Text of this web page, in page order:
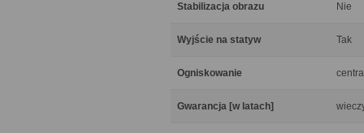
Stabilizacja obrazu Nie
Wyjście na statyw Tak
Ogniskowanie
Gwarancja [w latach]